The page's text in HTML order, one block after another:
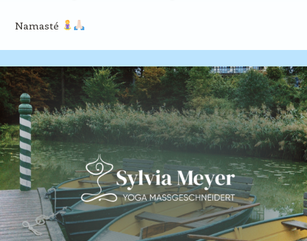
Namasté